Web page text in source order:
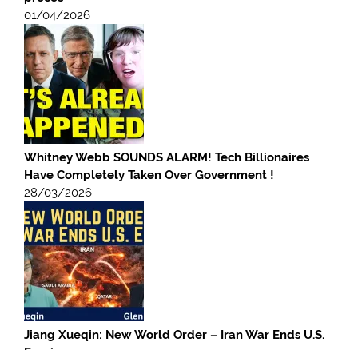
01/04/2026
Whitney Webb SOUNDS ALARM! Tech Billionaires
Have Completely Taken Over Government !
28/03/2026
Jiang Xueqin: New World Order – Iran War Ends U.S.